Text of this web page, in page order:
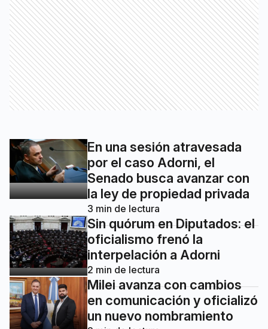
En una sesión atravesada
por el caso Adorni, el
Senado busca avanzar con
la ley de propiedad privada
3 min de lectura
Sin quórum en Diputados: el
oficialismo frenó la
interpelación a Adorni
2 min de lectura
Milei avanza con cambios
en comunicación y oficializó
un nuevo nombramiento